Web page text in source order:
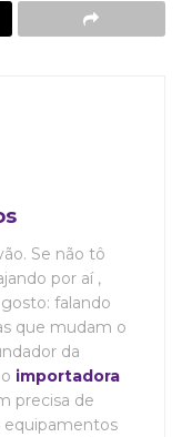
Se não tô
por aí ,
falando
que mudam o
da
importadora
precisa de
equipamentos